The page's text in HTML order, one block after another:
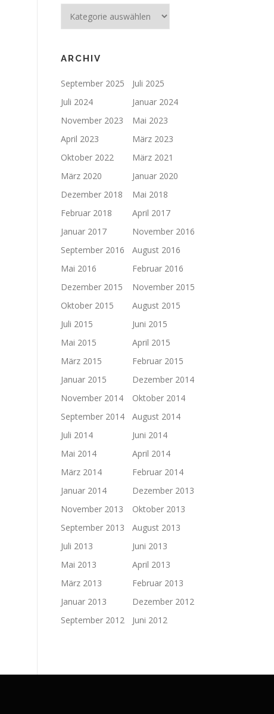
ARCHIV
September 2025
Juli 2025
Juli 2024
Januar 2024
November 2023
Mai 2023
April 2023
März 2023
Oktober 2022
März 2021
März 2020
Januar 2020
Dezember 2018
Mai 2018
Februar 2018
April 2017
Januar 2017
November 2016
September 2016
August 2016
Mai 2016
Februar 2016
Dezember 2015
November 2015
Oktober 2015
August 2015
Juli 2015
Juni 2015
Mai 2015
April 2015
März 2015
Februar 2015
Januar 2015
Dezember 2014
November 2014
Oktober 2014
September 2014
August 2014
Juli 2014
Juni 2014
Mai 2014
April 2014
März 2014
Februar 2014
Januar 2014
Dezember 2013
November 2013
Oktober 2013
September 2013
August 2013
Juli 2013
Juni 2013
Mai 2013
April 2013
März 2013
Februar 2013
Januar 2013
Dezember 2012
September 2012
Juni 2012